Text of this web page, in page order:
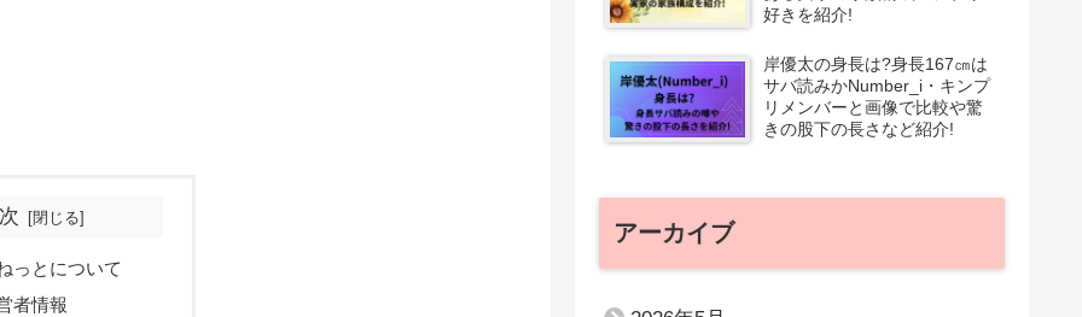
っとについて
者情報
好きを紹介!
岸優太の身長は?身長167㎝は
サバ読みかNumber_i・キンプ
リメンバーと画像で比較や驚
きの股下の長さなど紹介!
アーカイブ